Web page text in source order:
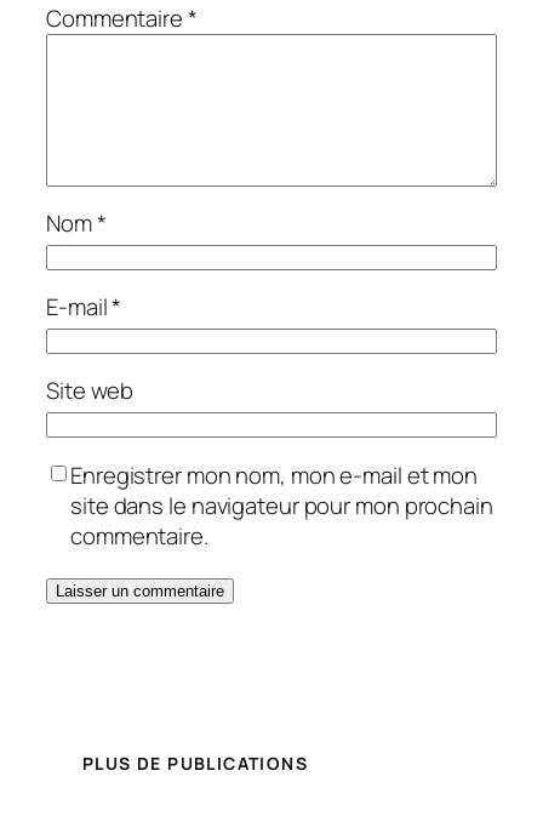
Commentaire*
Nom*
E-mail*
Site web
Enregistrer mon nom, mon e-mail et mon
site dans le navigateur pour mon prochain
commentaire.
PLUS DE PUBLICATIONS